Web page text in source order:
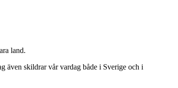
land.
även skildrar vår vardag både i Sverige och i